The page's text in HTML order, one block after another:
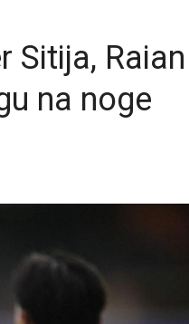
Sitija, Raian
na noge